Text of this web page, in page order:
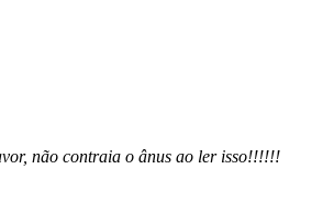
não contraia o ânus ao ler isso!!!!!!